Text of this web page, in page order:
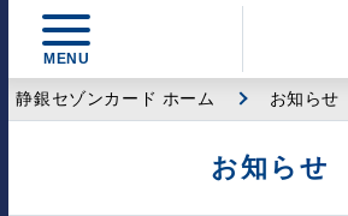
静銀セゾンカード ホーム お知らせ
お知らせ